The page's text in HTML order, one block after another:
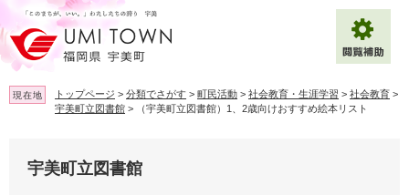
ー
ジ
の
先
頭
ニ
ュ
ー
を
飛
背景色変更
現在地 トップページ > 分類でさがす > 町民活動 > 社会教育・生涯学習 > 社会教育 >
宇美町立図書館 > （宇美町立図書館）1、2歳向けおすすめ絵本リスト
宇美町立図書館